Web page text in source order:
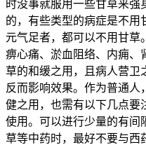
时没事就服用一些甘草来
的，有些类型的病症是不用
元气足者，都可以不用甘草
痹心痛、淤血阻络、内痈、
草的和缓之用，且病人营卫
反而影响效果。作为普通
健之用，也需有以下几点要
使用。可以进行少量的有间
草等中药时，最好不要与西